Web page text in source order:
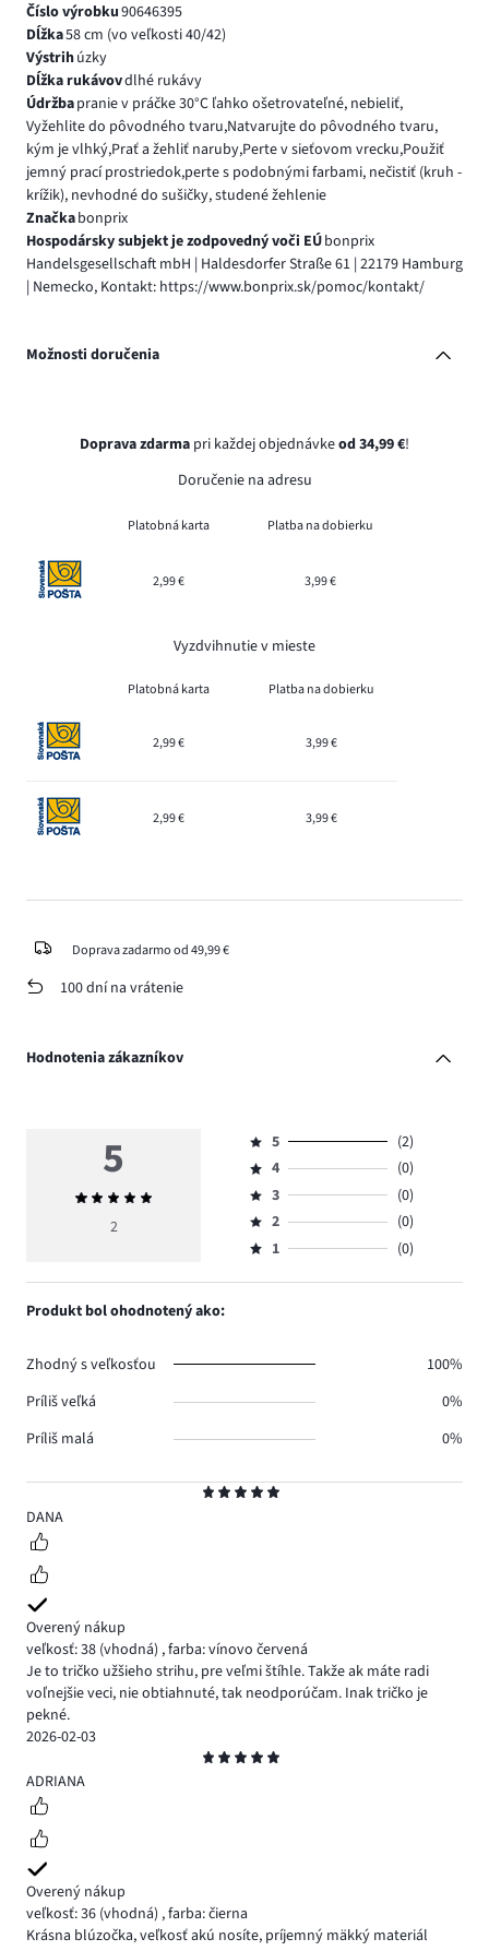
Číslo výrobku90646395
Dĺžka58 cm (vo veľkosti 40/42)
Výstrihúzky
Dĺžka rukávovdlhé rukávy
Údržbapranie v práčke 30°C ľahko ošetrovateľné, nebieliť,
Vyžehlite do pôvodného tvaru,Natvarujte do pôvodného tvaru,
kým je vlhký,Prať a žehliť naruby,Perte v sieťovom vrecku,Použiť
jemný prací prostriedok,perte s podobnými farbami, nečistiť (kruh -
krížik), nevhodné do sušičky, studené žehlenie
Značkabonprix
Hospodársky subjekt je zodpovedný voči EÚbonprix
Handelsgesellschaft mbH | Haldesdorfer Straße 61 | 22179 Hamburg
| Nemecko, Kontakt: https://www.bonprix.sk/pomoc/kontakt/
Možnosti doručenia
Doprava zdarma pri každej objednávkeod 34,99 €!
Doručenie na adresu
Platobná karta Platba na dobierku
2,99 € 3,99 €
Vyzdvihnutie v mieste
Platobná karta Platba na dobierku
2,99 € 3,99 €
2,99 € 3,99 €
Doprava zadarmo od 49,99 €
100 dní na vrátenie
Hodnotenia zákazníkov
5
DANA
Overený nákup
veľkosť: 38 (vhodná) ,farba: vínovo červená
Je to tričko užšieho strihu, pre veľmi štíhle. Takže ak máte radi
voľnejšie veci, nie obtiahnuté, tak neodporúčam. Inak tričko je
pekné.
2026-02-03
5
ADRIANA
Overený nákup
veľkosť: 36 (vhodná) ,farba: čierna
Krásna blúzočka, veľkosť akú nosíte, príjemný mäkký materiál
5
Priemerné
hodnotenie
2
Hodnotenie
5,
počet
hlasov
2.
5
(2)
Hodnotenie
4,
počet
hlasov
4
(0)
Hodnotenie
3,
počet
3
(0)
Hodnotenie
2,
2
(0)
Hodnotenie
1,
1 (0)
Produkt bol ohodnotený ako:
Zhodný s veľkosťou
100%
Príliš veľká
0%
Príliš malá
0%